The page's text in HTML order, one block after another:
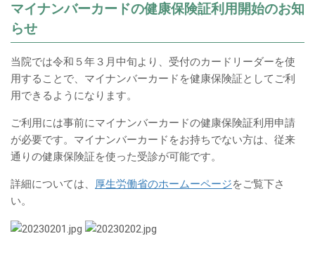
市
メ
イ
ン
コ
ン
テ
ン
ツ
マイナンバーカードの​健康保険証利用開始のお知
らせ​
当院では令和５年３月中旬より、受付のカードリーダーを使
用することで、マイナンバーカードを健康保険証としてご利
用できるようになります。​
ご利用には事前にマイナンバーカードの健康保険証利用申請
が必要です。マイナンバーカードをお持ちでない方は、従来
通りの健康保険証を使った受診が可能です。​
詳細については、 厚生労働省のホームーページをご覧下さ
い。​